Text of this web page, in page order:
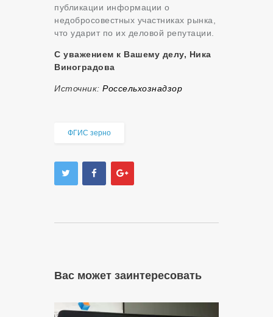
публикации информации о
недобросовестных участниках рынка,
что ударит по их деловой репутации.
С уважением к Вашему делу, Ника
Виноградова
Источник: Россельхознадзор
ФГИС зерно
Вас может заинтересовать